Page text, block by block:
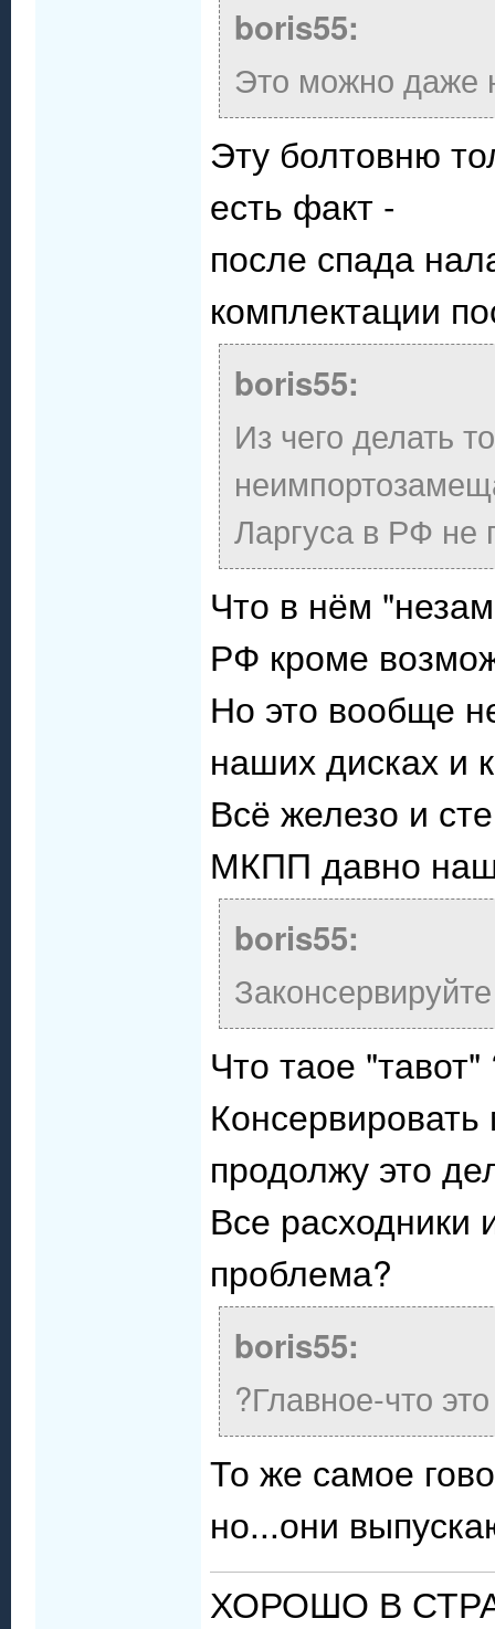
boris55:
Это можно даже
Эту болтовню
есть факт -
после спада
комплектации
boris55:
Из чего делать
Ларгуса в РФ не
Что в нём
РФ кроме
Но это вообще
наших дисках и
Всё железо и
МКПП давно
boris55:
Что таое
продолжу это
Все расходники
проблема?
boris55:
?Главное-что
То же самое
но...они
ХОРОШО В